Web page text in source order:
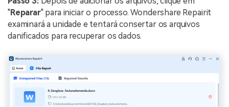
"Reparar" para iniciar o processo. Wondershare Repairit
examinará a unidade e tentará consertar os arquivos
danificados para recuperar os dados.